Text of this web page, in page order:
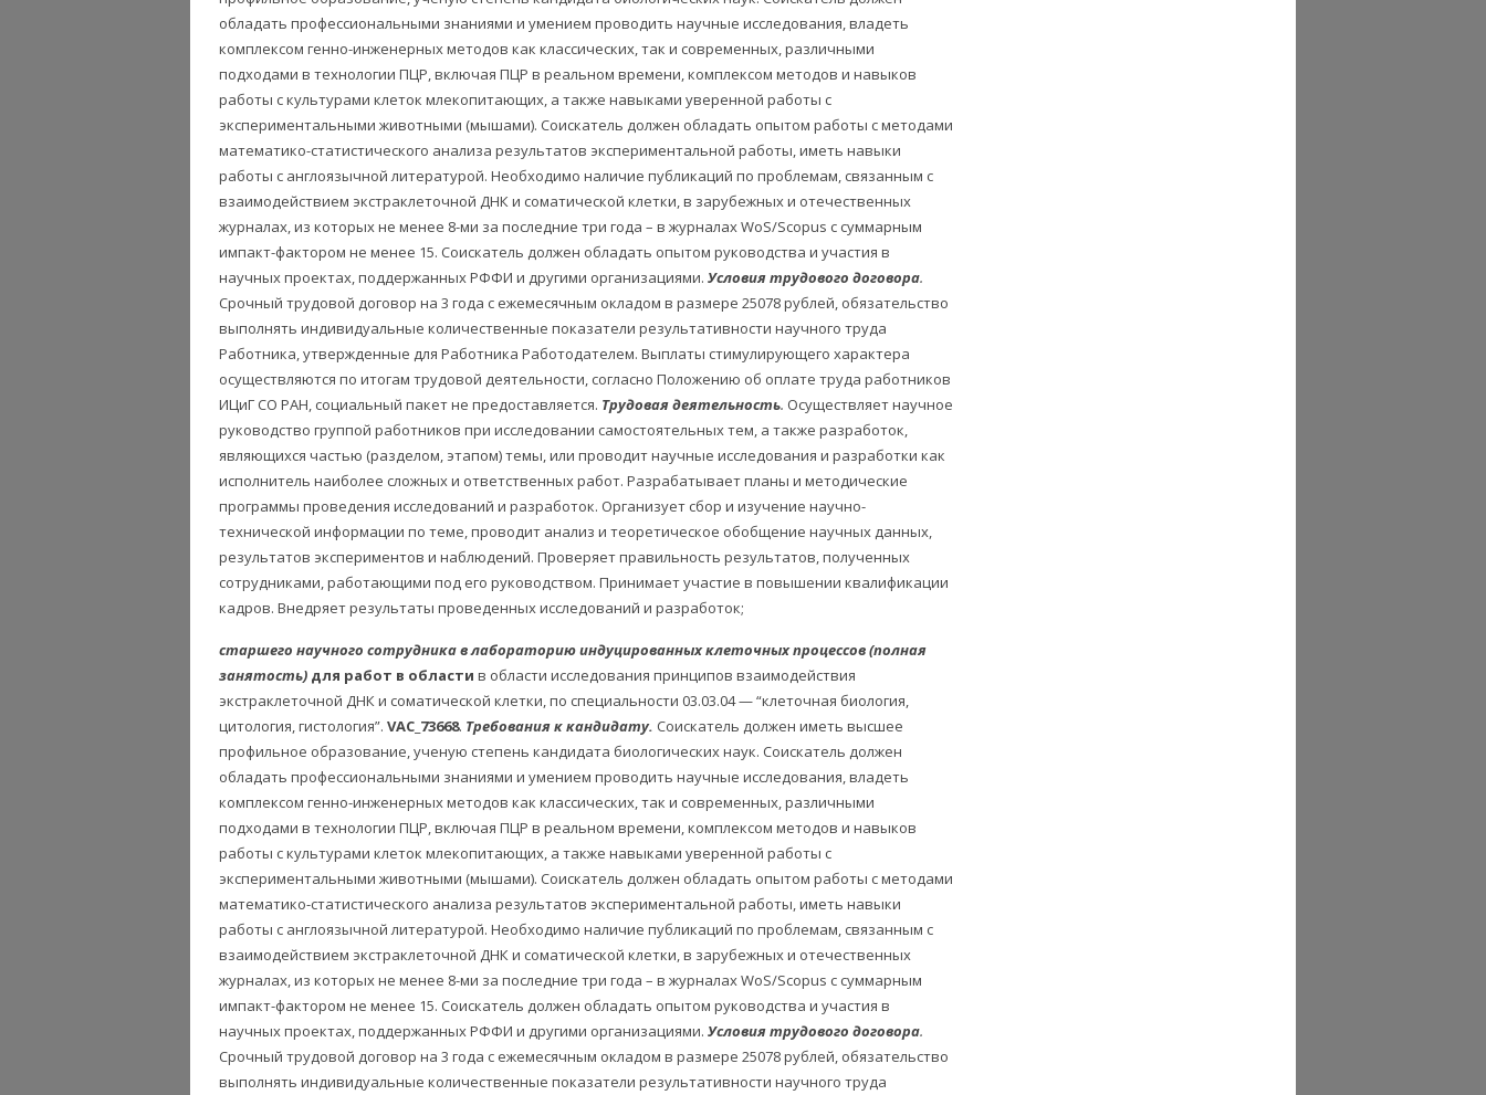
обладать профессиональными знаниями и умением проводить научные исследования, владеть
комплексом генно-инженерных методов как классических, так и современных, различными
подходами в технологии ПЦР, включая ПЦР в реальном времени, комплексом методов и навыков
работы с культурами клеток млекопитающих, а также навыками уверенной работы с
экспериментальными животными (мышами). Соискатель должен обладать опытом работы с методами
математико-статистического анализа результатов экспериментальной работы, иметь навыки
работы с англоязычной литературой. Необходимо наличие публикаций по проблемам, связанным с
взаимодействием экстраклеточной ДНК и соматической клетки, в зарубежных и отечественных
журналах, из которых не менее 8-ми за последние три года – в журналах WoS/Scopus с суммарным
импакт-фактором не менее 15. Соискатель должен обладать опытом руководства и участия в
научных проектах, поддержанных РФФИ и другими организациями. Условия трудового договора.
Срочный трудовой договор на 3 года с ежемесячным окладом в размере 25078 рублей, обязательство
выполнять индивидуальные количественные показатели результативности научного труда
Работника, утвержденные для Работника Работодателем. Выплаты стимулирующего характера
осуществляются по итогам трудовой деятельности, согласно Положению об оплате труда работников
ИЦиГ СО РАН, социальный пакет не предоставляется. Трудовая деятельность. Осуществляет научное
руководство группой работников при исследовании самостоятельных тем, а также разработок,
являющихся частью (разделом, этапом) темы, или проводит научные исследования и разработки как
исполнитель наиболее сложных и ответственных работ. Разрабатывает планы и методические
программы проведения исследований и разработок. Организует сбор и изучение научно-
технической информации по теме, проводит анализ и теоретическое обобщение научных данных,
результатов экспериментов и наблюдений. Проверяет правильность результатов, полученных
сотрудниками, работающими под его руководством. Принимает участие в повышении квалификации
кадров. Внедряет результаты проведенных исследований и разработок;
старшего научного сотрудника в лабораторию индуцированных клеточных процессов(полная
занятость) для работ в области в области исследования принципов взаимодействия
экстраклеточной ДНК и соматической клетки, по специальности 03.03.04 — “клеточная биология,
цитология, гистология”. VAC_73668. Требования к кандидату. Соискатель должен иметь высшее
профильное образование, ученую степень кандидата биологических наук. Соискатель должен
обладать профессиональными знаниями и умением проводить научные исследования, владеть
комплексом генно-инженерных методов как классических, так и современных, различными
подходами в технологии ПЦР, включая ПЦР в реальном времени, комплексом методов и навыков
работы с культурами клеток млекопитающих, а также навыками уверенной работы с
экспериментальными животными (мышами). Соискатель должен обладать опытом работы с методами
математико-статистического анализа результатов экспериментальной работы, иметь навыки
работы с англоязычной литературой. Необходимо наличие публикаций по проблемам, связанным с
взаимодействием экстраклеточной ДНК и соматической клетки, в зарубежных и отечественных
журналах, из которых не менее 8-ми за последние три года – в журналах WoS/Scopus с суммарным
импакт-фактором не менее 15. Соискатель должен обладать опытом руководства и участия в
научных проектах, поддержанных РФФИ и другими организациями. Условия трудового договора.
Срочный трудовой договор на 3 года с ежемесячным окладом в размере 25078 рублей, обязательство
выполнять индивидуальные количественные показатели результативности научного труда